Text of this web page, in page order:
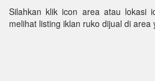
Silahkan klik icon area atau lokasi
melihat listing iklan ruko dijual di area